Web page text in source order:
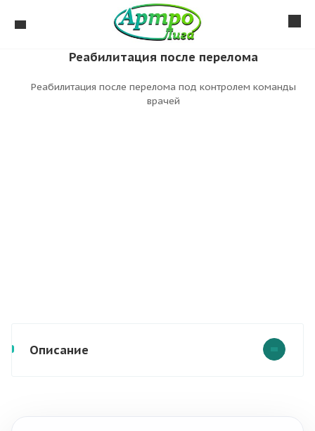
Реабилитация после перелома
Реабилитация после перелома под контролем команды
врачей
Описание